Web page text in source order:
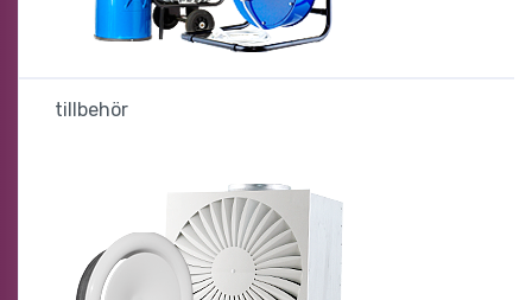
tillbehör